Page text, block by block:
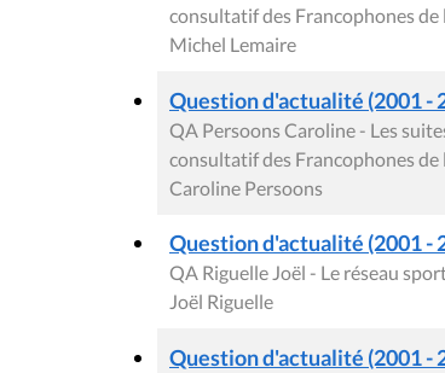
consultatif des Francophones de
Michel Lemaire
Question d'actualité (2001 -
QA Persoons Caroline - Les
consultatif des Francophones de
Caroline Persoons
Question d'actualité (2001 -
QA Riguelle Joël - Le réseau
Joël Riguelle
Question d'actualité (2001 -